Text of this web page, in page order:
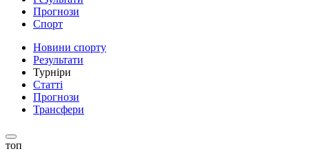
Прогнози
Спорт
Новини спорту
Результати
Турніри
Статті
Прогнози
Трансфери
топ